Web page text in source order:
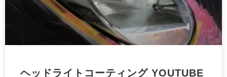
ヘッドライトコーティング YOUTUBE